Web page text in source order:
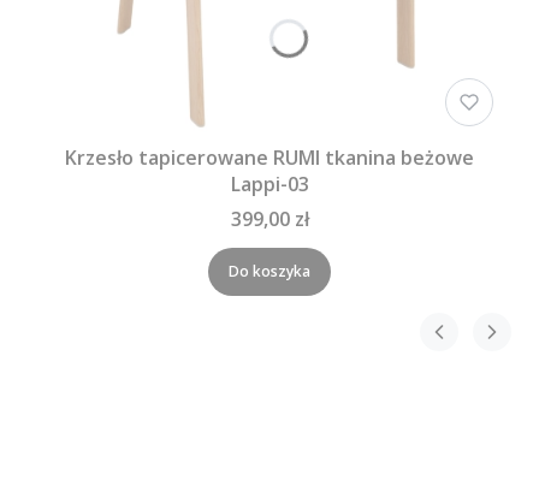
Krzesło tapicerowane RUMI tkanina beżowe
Lappi-03
399,00 zł
Do koszyka